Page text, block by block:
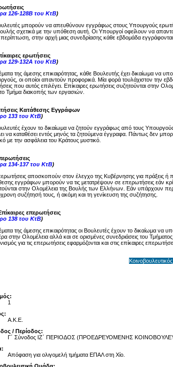
126-128Β του ΚτΒ)
μπορούν να απευθύνουν εγγράφως στους Υπουργούς
σχετικά με την υπόθεση αυτή. Οι Υπουργοί οφείλουν να
στην αρχή μιας συνεδρίασης κάθε εβδομάδα
ερωτήσεις
129-132Α του ΚτΒ)
της άμεσης επικαιρότητας, κάθε Βουλευτής έχει δικαίωμα
οι οποίοι απαντούν προφορικά. Μία φορά τουλάχιστον την
που αυτός επιλέγει. Επίκαιρες ερωτήσεις συζητούνται στην
Τμήμα διακοπής των εργασιών.
Κατάθεσης Εγγράφων
133 του ΚτΒ)
έχουν το δικαίωμα να ζητούν εγγράφως από τους
να καταθέσει εντός μηνός τα ζητούμενα έγγραφα. Πάντως δεν
με την ασφάλεια του Κράτους μυστικό.
134-137 του ΚτΒ)
αποσκοπούν στον έλεγχο της Κυβέρνησης για πράξεις ή
εγγράφων μπορούν να τις μετατρέψουν σε επερωτήσεις εάν
στην Ολομέλεια της Βουλής των Ελλήνων. Εάν υπάρχουν
συζήτησή τους, ή ακόμη και τη γενίκευση της συζήτησης.
επερωτήσεις
138 του ΚτΒ)
της άμεσης επικαιρότητας οι Βουλευτές έχουν το δικαίωμα να
στην Ολομέλεια αλλά και σε ορισμένες συνεδριάσεις του
για τις επερωτήσεις εφαρμόζονται και στις επίκαιρες
1
Α.Κ.Ε.
/ Περίοδος:
Γ΄ Σύνοδος ΙΖ΄ ΠΕΡΙΟΔΟΣ (ΠΡΟΕΔΡΕΥΟΜΕΝΗΣ
Aπόφαση για ολιγομελή τμήματα ΕΠΑΛ στη Χίο.